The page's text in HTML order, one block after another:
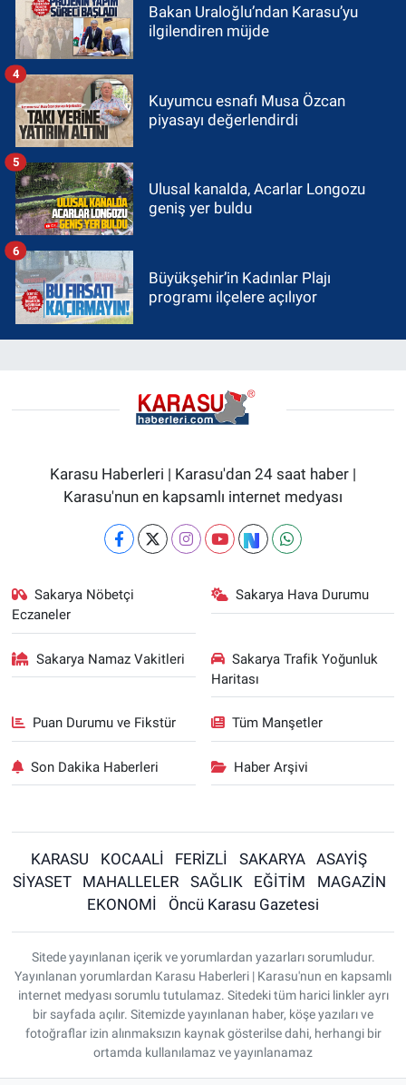
Bakan Uraloğlu’ndan Karasu’yu
ilgilendiren müjde
Kuyumcu esnafı Musa Özcan
piyasayı değerlendirdi
4
Ulusal kanalda, Acarlar Longozu
geniş yer buldu
5
Büyükşehir’in Kadınlar Plajı
programı ilçelere açılıyor
6
Karasu Haberleri | Karasu'dan 24 saat haber |
Karasu'nun en kapsamlı internet medyası
Sakarya Nöbetçi
Eczaneler
Sakarya Hava Durumu
Sakarya Namaz Vakitleri
Sakarya Trafik Yoğunluk
Haritası
Puan Durumu ve Fikstür Tüm Manşetler
Son Dakika Haberleri Haber Arşivi
KARASU KOCAALİ FERİZLİ SAKARYA
ASAYİŞ
SİYASET
MAHALLELER SAĞLIK EĞİTİM
MAGAZİN
EKONOMİ
Öncü Karasu Gazetesi
Sitede yayınlanan içerik ve yorumlardan yazarları sorumludur.
Yayınlanan yorumlardan Karasu Haberleri | Karasu'nun en kapsamlı
internet medyası sorumlu tutulamaz. Sitedeki tüm harici linkler ayrı
bir sayfada açılır. Sitemizde yayınlanan haber, köşe yazıları ve
fotoğraflar izin alınmaksızın kaynak gösterilse dahi, herhangi bir
ortamda kullanılamaz ve yayınlanamaz